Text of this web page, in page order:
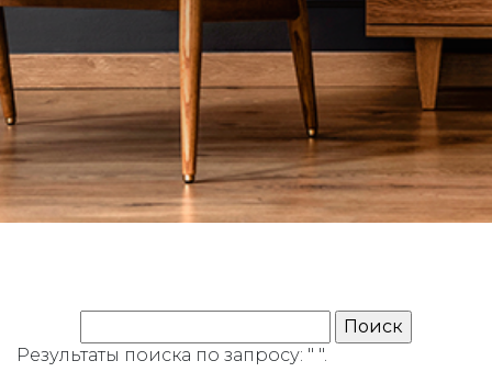
Результаты поиска по запросу: " ".